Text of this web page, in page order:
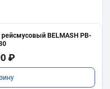
BELMASH PB-
₽